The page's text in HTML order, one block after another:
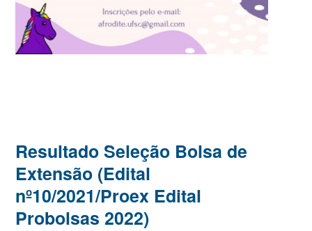
Resultado Seleção Bolsa de
Extensão (Edital
nº10/2021/Proex Edital
Probolsas 2022)